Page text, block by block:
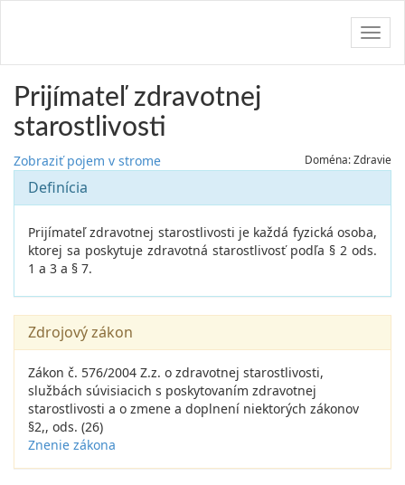
Prijímateľ zdravotnej
starostlivosti
Zobraziť pojem v strome Doména: Zdravie
Definícia
Prijímateľ zdravotnej starostlivosti je každá fyzická osoba,
ktorej sa poskytuje zdravotná starostlivosť podľa § 2 ods.
1 a 3 a § 7.
Zdrojový zákon
Zákon č. 576/2004 Z.z. o zdravotnej starostlivosti,
službách súvisiacich s poskytovaním zdravotnej
starostlivosti a o zmene a doplnení niektorých zákonov
§2,, ods. (26)
Znenie zákona